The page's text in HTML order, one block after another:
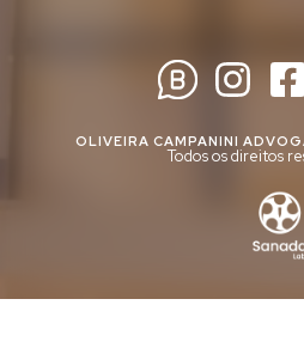
OLIVEIRA CAMPANINI
Todos os direitos